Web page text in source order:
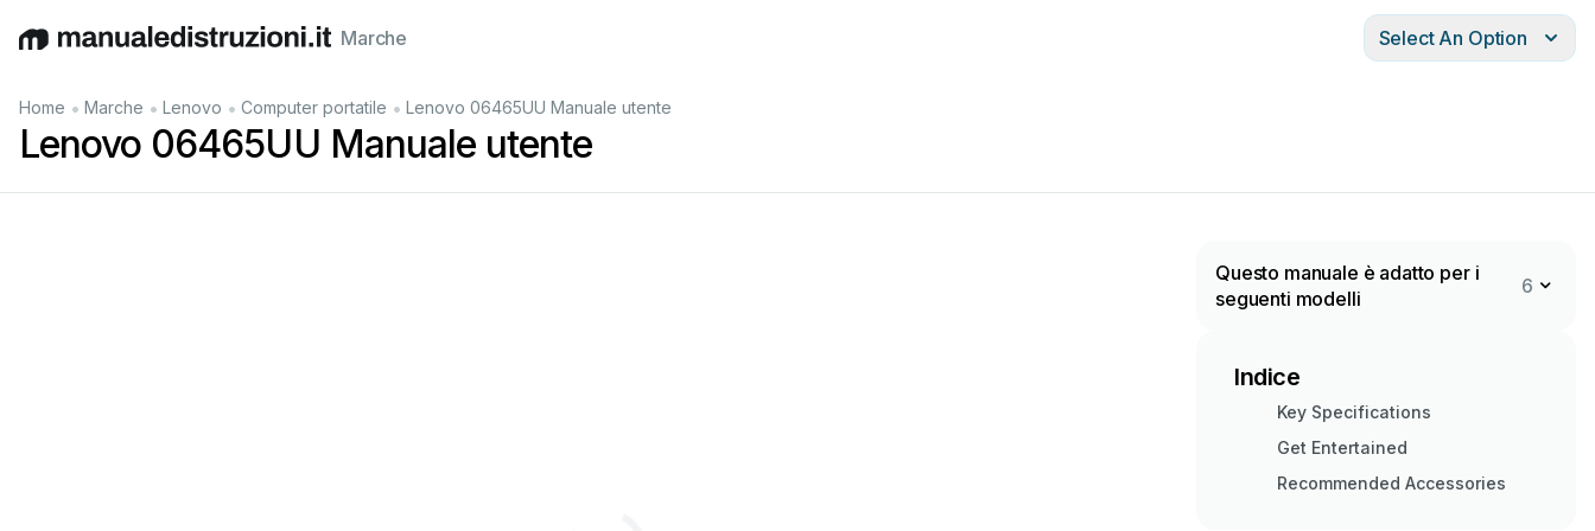
EnglishDeutschEspañol Italiano Français
Marche Select An Option
Home • Marche • Lenovo • Computer portatile • Lenovo 06465UU Manuale utente
Lenovo 06465UU Manuale utente
Questo manuale è adatto per i
seguenti modelli
6
Indice
Key Specifications
Get Entertained
Recommended Accessories